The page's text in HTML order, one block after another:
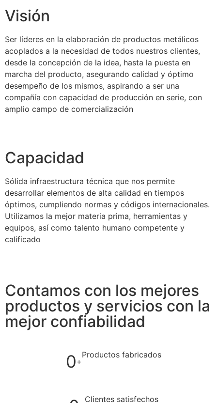
Visión
Ser líderes en la elaboración de productos metálicos
acoplados a la necesidad de todos nuestros clientes,
desde la concepción de la idea, hasta la puesta en
marcha del producto, asegurando calidad y óptimo
desempeño de los mismos, aspirando a ser una
compañía con capacidad de producción en serie, con
amplio campo de comercialización
Capacidad
Sólida infraestructura técnica que nos permite
desarrollar elementos de alta calidad en tiempos
óptimos, cumpliendo normas y códigos internacionales.
Utilizamos la mejor materia prima, herramientas y
equipos, así como talento humano competente y
calificado
Contamos con los mejores
productos y servicios con la
mejor confiabilidad
0+
Productos fabricados
Clientes satisfechos